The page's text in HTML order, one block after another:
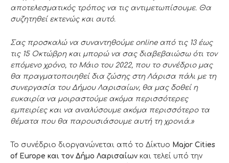
αποτελεσματικός τρόπος να τις αντιμετωπίσουμε. Θα
συζητηθεί εκτενώς και αυτό.
Σας προσκαλώ να συναντηθούμε online από τις 13 έως
τις 15 Οκτώβρη και μπορώ να σας διαβεβαιώσω ότι τον
επόμενο χρόνο, το Μάιο του 2022, που το συνέδριο μας
θα πραγματοποιηθεί δια ζώσης στη Λάρισα πάλι με τη
συνεργασία του Δήμου Λαρισαίων, θα μας δοθεί η
ευκαιρία να μοιραστούμε ακόμα περισσότερες
εμπειρίες και να αναλύσουμε ακόμα περισσότερο τα
θέματα που θα παρουσιάσουμε αυτή τη χρονιά.»
Το συνέδριο διοργανώνεται από το Δίκτυο Major Cities
of Europe και τον Δήμο Λαρισαίων και τελεί υπό την